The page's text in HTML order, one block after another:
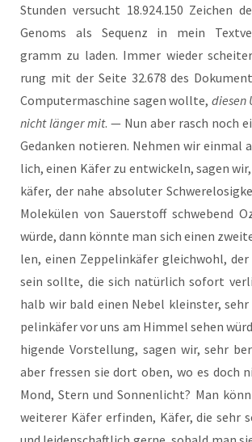
Stun­den ver­sucht 18.924.150 Zei­chen
Genoms als Sequenz in mein
gramm zu laden. Immer wie­der
rung mit der Sei­te 32.678 des
Com­pu­ter­ma­schi­ne sagen woll­te, die­sen
nicht län­ger mit. — Nun aber rasch noch
Gedan­ken notie­ren. Neh­men wir ein­mal
lich, einen Käfer zu ent­wi­ckeln, sagen
kä­fer, der nahe abso­lu­ter
Mole­kü­len von Sau­er­stoff schwe­bend
wür­de, dann könn­te man sich einen
len, einen Zep­pel­in­kä­fer gleich­wohl, der
sein soll­te, die sich natür­lich sofort
halb wir bald einen Nebel kleins­ter,
pel­in­kä­fer vor uns am Him­mel sehen
hi­gen­de Vor­stel­lung, sagen wir, sehr
aber fres­sen sie dort oben, wo es doch
Mond, Stern und Son­nen­licht? Man
wei­te­rer Käfer erfin­den, Käfer, die sehr